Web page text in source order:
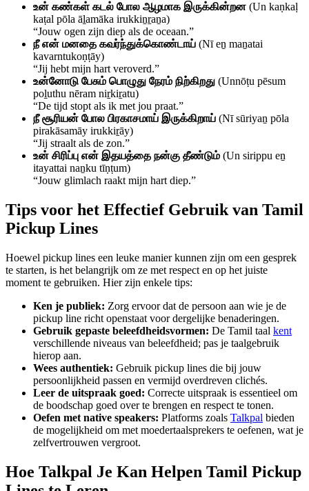
உன் கண்கள் கடல் போல ஆழமாக இருக்கின்றன (Un kaṇkaḷ
kaṭal pōla āḻamāka irukkiṉṟaṉa)
“Jouw ogen zijn diep als de oceaan.”
நீ என் மனதை கவர்ந்துக்கொண்டாய் (Nī eṉ maṉatai
kavarntukoṇṭāy)
“Jij hebt mijn hart veroverd.”
உன்னோடு பேசும் பொழுது நேரம் நிற்கிறது (Unnōṭu pēsum
poḻuthu nēram niṟkiṟatu)
“De tijd stopt als ik met jou praat.”
நீ சூரியன் போல பிரகாசமாய் இருக்கிறாய் (Nī sūriyaṉ pōla
pirakāsamāy irukkiṟāy)
“Jij straalt als de zon.”
உன் சிரிப்பு என் இதயத்தை நன்கு தீண்டும் (Un sirippu eṉ
itayattai naṉku tīṇṭum)
“Jouw glimlach raakt mijn hart diep.”
Tips voor het Effectief Gebruik van Tamil
Pickup Lines
Hoewel pickup lines een leuke manier kunnen zijn om een gesprek
te starten, is het belangrijk om ze met respect en op het juiste
moment te gebruiken. Hier zijn enkele tips:
Ken je publiek: Zorg ervoor dat de persoon aan wie je de
pickup line richt openstaat voor dergelijke benaderingen.
Gebruik gepaste beleefdheidsvormen: De Tamil taal kent
verschillende niveaus van beleefdheid; pas je taalgebruik
hierop aan.
Wees authentiek: Gebruik pickup lines die bij jouw
persoonlijkheid passen en vermijd overdreven clichés.
Leer de uitspraak goed: Correcte uitspraak is essentieel om
de boodschap goed over te brengen en respect te tonen.
Oefen met native speakers: Platforms zoals Talkpal bieden
de mogelijkheid om met moedertaalsprekers te oefenen, wat je
zelfvertrouwen vergroot.
Hoe Talkpal Je Kan Helpen Tamil Pickup